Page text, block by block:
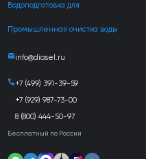
Водоподготовка для
Промышленная очистка воды
info@diasel.ru
+7 (499) 391-39-59
+7 (929) 987-73-00
8 (800) 444-50-97
Бесплатный по России